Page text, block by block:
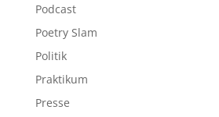
Podcast
Poetry Slam
Politik
Praktikum
Presse